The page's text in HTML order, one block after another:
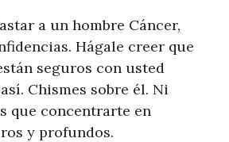
a un hombre Cáncer,
Hágale creer que
seguros con usted
Chismes sobre él. Ni
que concentrarte en
y profundos.